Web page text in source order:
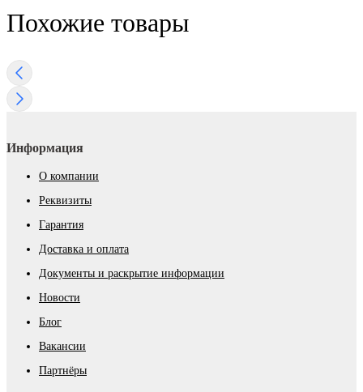
Похожие товары
Информация
О компании
Реквизиты
Гарантия
Доставка и оплата
Документы и раскрытие информации
Новости
Блог
Вакансии
Партнёры